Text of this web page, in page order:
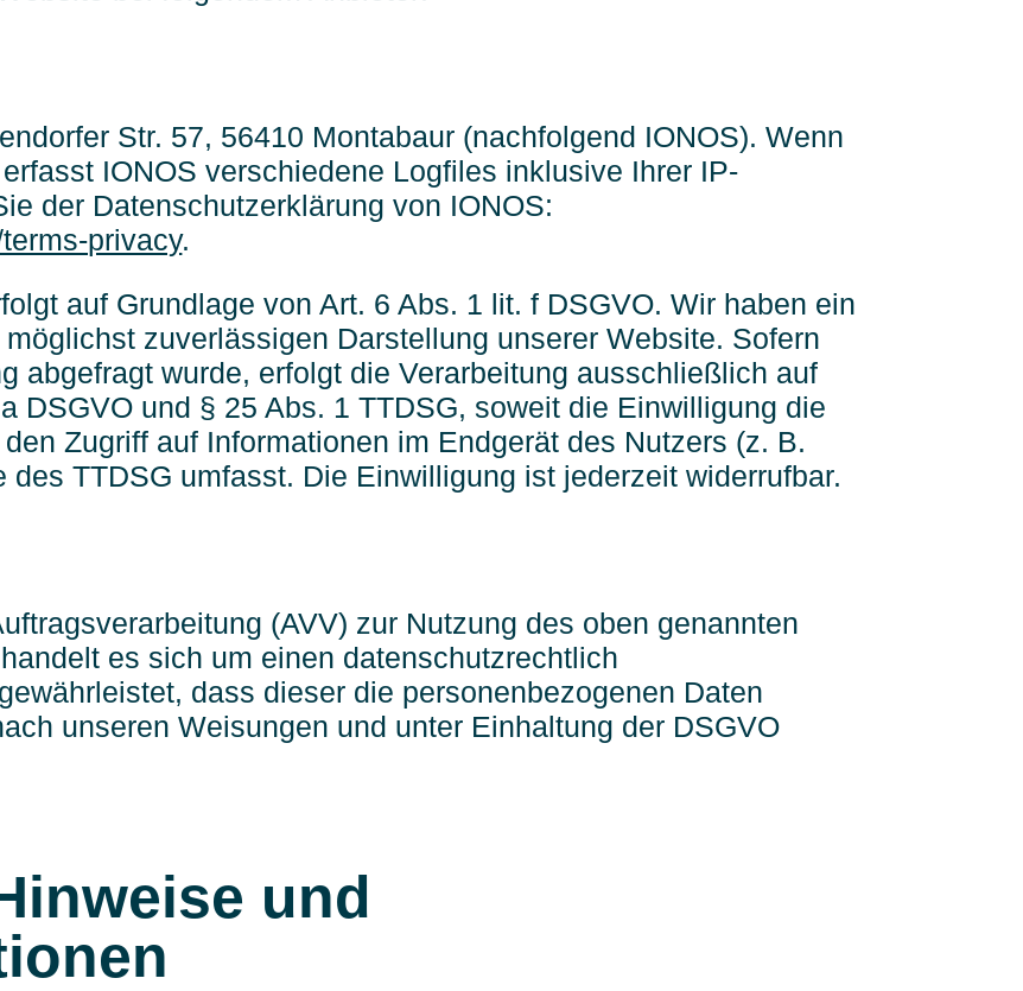
Str. 57, 56410 Montabaur (nachfolgend IONOS). Wenn
IONOS verschiedene Logfiles inklusive Ihrer IP-
der Datenschutzerklärung von IONOS:
privacy.
auf Grundlage von Art. 6 Abs. 1 lit. f DSGVO. Wir haben ein
zuverlässigen Darstellung unserer Website. Sofern
abgefragt wurde, erfolgt die Verarbeitung ausschließlich auf
DSGVO und § 25 Abs. 1 TTDSG, soweit die Einwilligung die
Zugriff auf Informationen im Endgerät des Nutzers (z. B.
TTDSG umfasst. Die Einwilligung ist jederzeit widerrufbar.
(AVV) zur Nutzung des oben genannten
es sich um einen datenschutzrechtlich
dass dieser die personenbezogenen Daten
unseren Weisungen und unter Einhaltung der DSGVO
und